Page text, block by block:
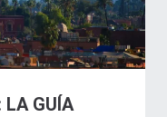
LA GUÍA